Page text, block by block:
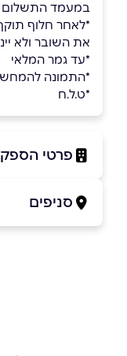
במעמד
*לאחר חלוף
את השובר ולא
*עד גמר המלאי
*התמונה
*ט.ל.ח
פרטי הספק
באתר
סניפים